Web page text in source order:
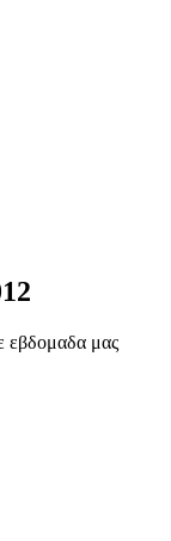
εβδομαδα μας